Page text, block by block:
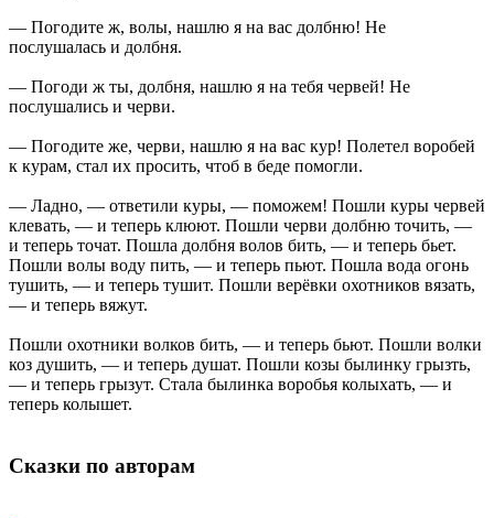
— Погодите ж, волы, нашлю я на вас долбню! Не
послушалась и долбня.
— Погоди ж ты, долбня, нашлю я на тебя червей! Не
послушались и черви.
— Погодите же, черви, нашлю я на вас кур! Полетел воробей
к курам, стал их просить, чтоб в беде помогли.
— Ладно, — ответили куры, — поможем! Пошли куры червей
клевать, — и теперь клюют. Пошли черви долбню точить, —
и теперь точат. Пошла долбня волов бить, — и теперь бьет.
Пошли волы воду пить, — и теперь пьют. Пошла вода огонь
тушить, — и теперь тушит. Пошли верёвки охотников вязать,
— и теперь вяжут.
Пошли охотники волков бить, — и теперь бьют. Пошли волки
коз душить, — и теперь душат. Пошли козы былинку грызть,
— и теперь грызут. Стала былинка воробья колыхать, — и
теперь колышет.
Сказки по авторам